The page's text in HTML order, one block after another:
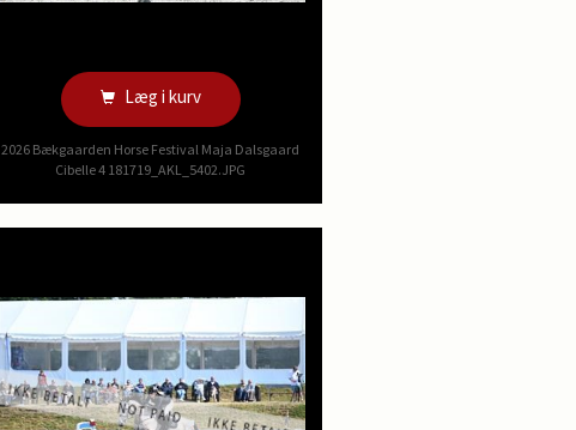
Læg i kurv
2026 Bækgaarden Horse Festival Maja Dalsgaard
Cibelle 4 181719_AKL_5402.JPG